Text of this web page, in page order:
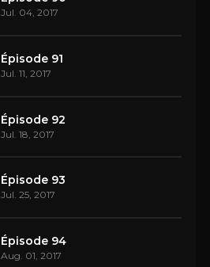
Jul. 04, 2017
Épisode 91
Jul. 11, 2017
Épisode 92
Jul. 18, 2017
Épisode 93
Jul. 25, 2017
Épisode 94
Aug. 01, 2017